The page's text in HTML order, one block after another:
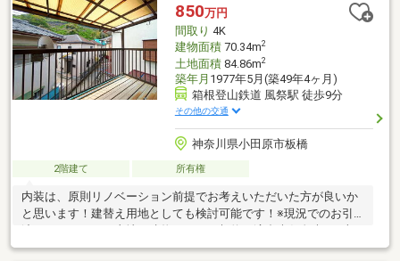
850万円
間取り 4K
建物面積70.34m2
土地面積84.86m2
築年月 1977年5月(築49年4ヶ月)
箱根登山鉄道 風祭駅 徒歩9分
その他の交通
神奈川県小田原市板橋
2階建て 所有権
内装は、原則リノベーション前提でお考えいただいた方が良いか
と思います！建替え用地としても検討可能です！※現況でのお引
物件には駐車場はございません。【横浜のハウスネット】０１２